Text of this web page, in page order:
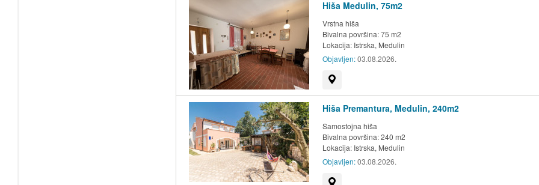
Hiša Medulin, 75m2
Vrstna hiša
Bivalna površina: 75 m2
Lokacija: Istrska, Medulin
Objavljen:03.08.2026.
Hiša Premantura, Medulin, 240m2
Samostojna hiša
Bivalna površina: 240 m2
Lokacija: Istrska, Medulin
Objavljen:03.08.2026.